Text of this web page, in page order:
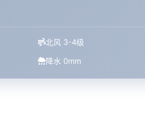
北风 3-4级
降水 0mm